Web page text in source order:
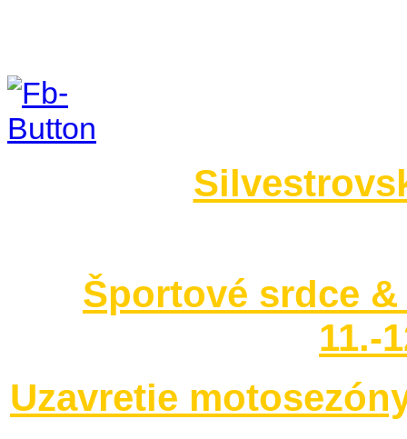
Športové srdce
11.-
Uzavretie